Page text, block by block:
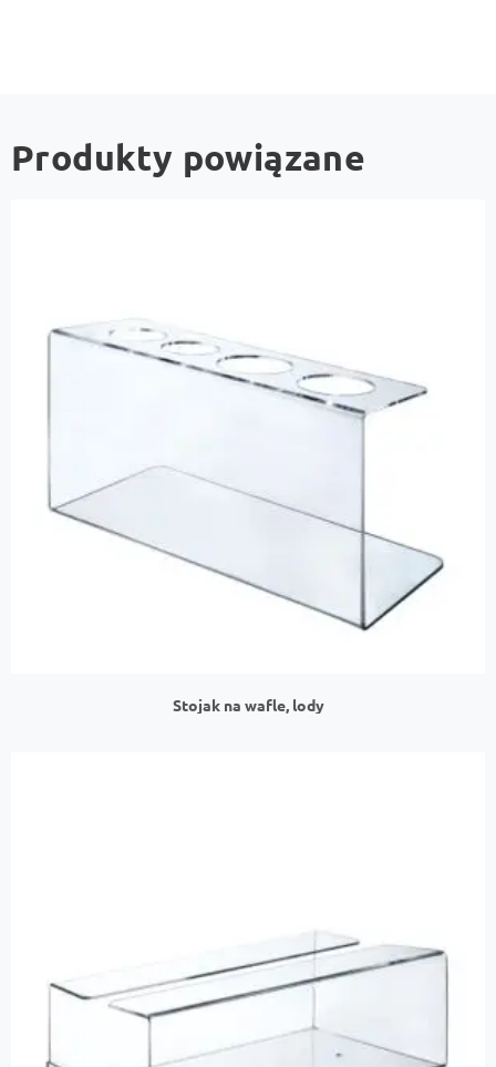
Produkty powiązane
Stojak na wafle, lody